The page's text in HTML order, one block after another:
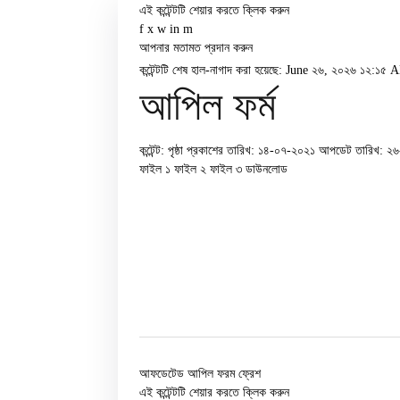
এই কন্টেন্টটি শেয়ার করতে ক্লিক করুন
f x w in m
আপনার মতামত প্রদান করুন
কন্টেন্টটি শেষ হাল-নাগাদ করা হয়েছে: June ২৬, ২০২৬ ১২:১৫
আপিল ফর্ম
কন্টেন্ট: পৃষ্ঠা প্রকাশের তারিখ: ১৪-০৭-২০২১ আপডেট তারিখ:
ফাইল ১ ফাইল ২ ফাইল ৩ ডাউনলোড
আফডেটেড আপিল ফরম ফ্রেশ
এই কন্টেন্টটি শেয়ার করতে ক্লিক করুন